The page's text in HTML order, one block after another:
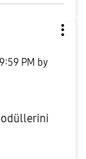
PM by